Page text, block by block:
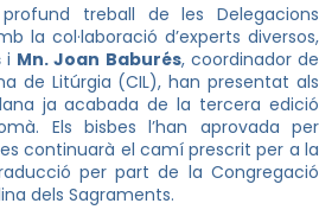
treball de les Delegacions
la col·laboració d’experts diversos,
i Mn. Joan Baburés, coordinador de
de Litúrgia (CIL), han presentat als
ja acabada de la tercera edició
Els bisbes l’han aprovada per
continuarà el camí prescrit per a la
per part de la Congregació
dels Sagraments.